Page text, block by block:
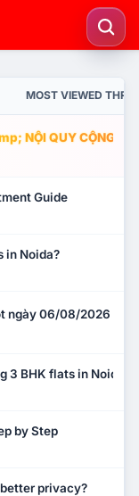
MOST VIEWED
NỘI QUY CỘNG
Guide
in Noida?
ngày 06/08/2026
BHK flats in Noida?
by Step
privacy?